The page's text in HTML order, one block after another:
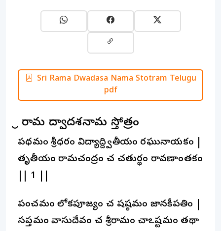
Sri Rama Dwadasa Nama Stotram Telugu
pdf
శ్రీ రామ ద్వాదశనామ స్తోత్రం
ప్రథమం శ్రీధరం విద్యాద్ద్వితీయం రఘునాయకం |
తృతీయం రామచంద్రం చ చతుర్థం రావణాంతకం
|| 1 ||
పంచమం లోకపూజ్యం చ షష్ఠమం జానకీపతిం |
సప్తమం వాసుదేవం చ శ్రీరామం చాఽష్టమం తథా